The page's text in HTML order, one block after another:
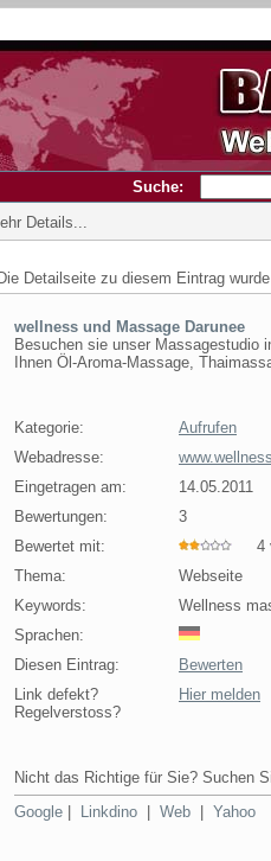
Suche:
Details...
Die Detailseite zu diesem Eintrag
wellness und Massage Darunee
Besuchen sie unser Massagestudio
Ihnen Öl-Aroma-Massage,
Kategorie:
Aufrufen
Webadresse:
Eingetragen am:
14.05.2011
Bewertungen:
3
Bewertet mit:
4
Thema:
Webseite
Keywords:
Wellness
Sprachen:
Diesen Eintrag:
Bewerten
Link defekt?
Regelverstoss?
Hier melden
Nicht das Richtige für Sie? Suchen
Google
Linkdino Web Yahoo